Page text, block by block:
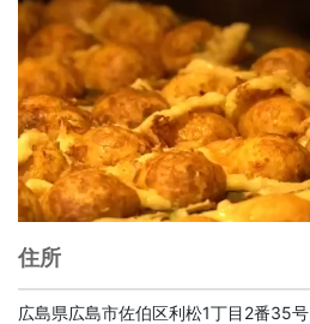
住所
広島県広島市佐伯区利松1丁目2番35号